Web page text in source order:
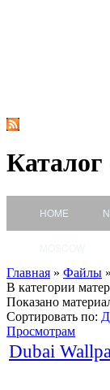
HOME
Главная » Файлы »
В категории
Показано
Сортировать по:
Просмотрам
Dubai